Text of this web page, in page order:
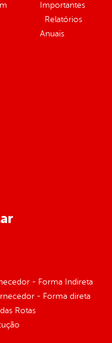
Importantes
Relatórios
Anuais
- Forma Indireta
- Forma direta
Rotas